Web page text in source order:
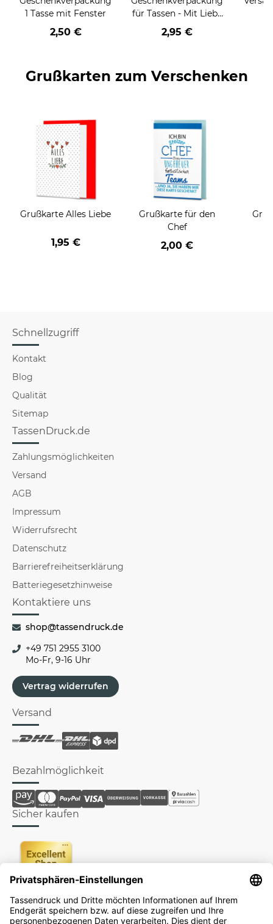
1 Tasse mit Fenster
2,50 €
für Tassen - Mit Liebe
geschenkt
2,95 €
Grußkarten zum Verschenken
Grußkarte Alles Liebe
1,95 €
Grußkarte für den
Chef
2,00 €
Schnellzugriff
Kontakt
Blog
Qualität
Sitemap
TassenDruck.de
Zahlungsmöglichkeiten
Versand
AGB
Impressum
Widerrufsrecht
Datenschutz
Barrierefreiheitserklärung
Batteriegesetzhinweise
Kontaktiere uns
shop@tassendruck.de
+49 751 2955 3100
Mo-Fr, 9-16 Uhr
Vertrag widerrufen
Versand
Bezahlmöglichkeit
Sicher kaufen